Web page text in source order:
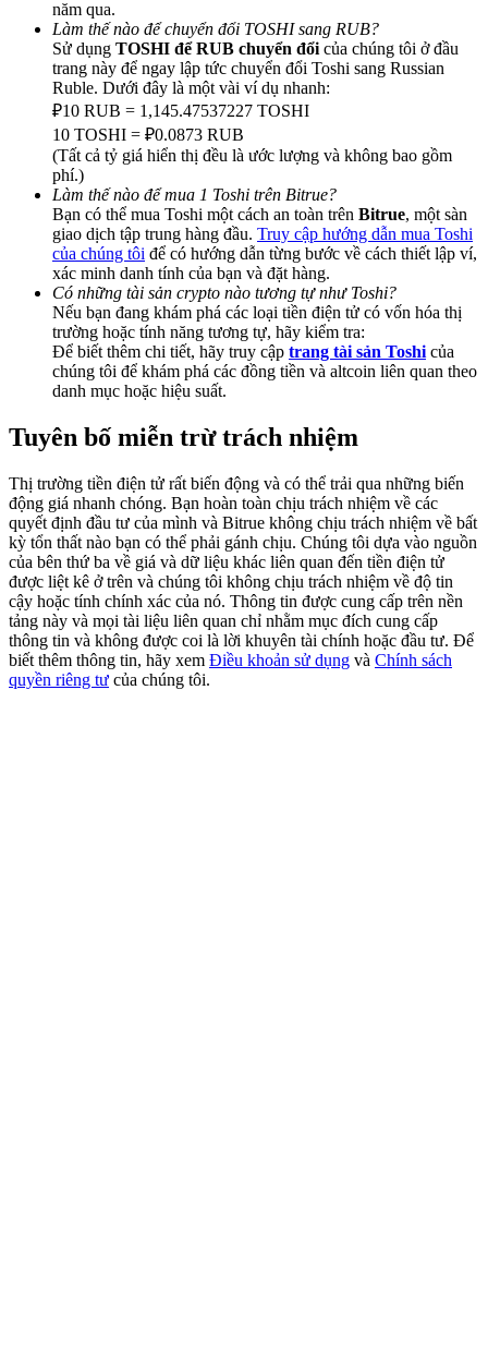
BTC Welcome Rewards
Deposit & Trade BTC to Share 25000 USDT prize pool!
Deposit CASHCAT & Win
Share 500000 CASHCAT prize pool
Exclusive for BitMart Users
Register & Trade to Win 500,000 USDT
Precious Metals Trading Carnival
Trade Gold & Silver · 33,333 USDT Bonus
USDT New User Exclusive 10% APR
USDT Flexible Staking | Daily Rewards
năm qua.
Làm thế nào để chuyển đổi TOSHI sang RUB?
Sử dụng TOSHI để RUB chuyển đổi của chúng tôi ở đầu
trang này để ngay lập tức chuyển đổi Toshi sang Russian
Ruble. Dưới đây là một vài ví dụ nhanh:
₽10 RUB = 1,145.47537227 TOSHI
10 TOSHI = ₽0.0873 RUB
(Tất cả tỷ giá hiển thị đều là ước lượng và không bao gồm
phí.)
Làm thế nào để mua 1 Toshi trên Bitrue?
Bạn có thể mua Toshi một cách an toàn trên Bitrue, một sàn
giao dịch tập trung hàng đầu. Truy cập hướng dẫn mua Toshi
của chúng tôi để có hướng dẫn từng bước về cách thiết lập ví,
xác minh danh tính của bạn và đặt hàng.
Có những tài sản crypto nào tương tự như Toshi?
Nếu bạn đang khám phá các loại tiền điện tử có vốn hóa thị
trường hoặc tính năng tương tự, hãy kiểm tra:
Để biết thêm chi tiết, hãy truy cập trang tài sản Toshi của
chúng tôi để khám phá các đồng tiền và altcoin liên quan theo
danh mục hoặc hiệu suất.
Tuyên bố miễn trừ trách nhiệm
Thị trường tiền điện tử rất biến động và có thể trải qua những biến
động giá nhanh chóng. Bạn hoàn toàn chịu trách nhiệm về các
quyết định đầu tư của mình và Bitrue không chịu trách nhiệm về bất
kỳ tổn thất nào bạn có thể phải gánh chịu. Chúng tôi dựa vào nguồn
của bên thứ ba về giá và dữ liệu khác liên quan đến tiền điện tử
được liệt kê ở trên và chúng tôi không chịu trách nhiệm về độ tin
cậy hoặc tính chính xác của nó. Thông tin được cung cấp trên nền
tảng này và mọi tài liệu liên quan chỉ nhằm mục đích cung cấp
thông tin và không được coi là lời khuyên tài chính hoặc đầu tư. Để
biết thêm thông tin, hãy xem Điều khoản sử dụng và Chính sách
quyền riêng tư của chúng tôi.